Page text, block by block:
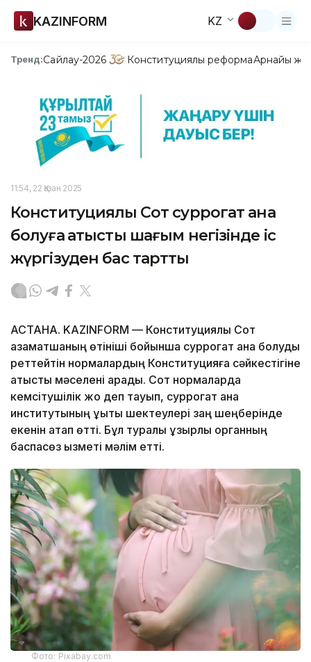
KAZINFORM KZ
Тренд:Сайлау-2026 Конституциялық реформаАрнайы
11:54, 22 Қазан 2025
Конституциялық Сот суррогат ана
болуға қатысты шағым негізінде іс
жүргізуден бас тартты
АСТАНА. KAZINFORM — Конституциялық Сот
азаматшаның өтініші бойынша суррогат ана болуды
реттейтін нормалардың Конституцияға сәйкестігіне
қатысты мәселені қарады. Сот нормаларда
кемсітушілік жоқ деп тауып, суррогат ана
институтының құқықтық шектеулері заң шеңберінде
екенін атап өтті. Бұл туралы құзырлы органның
баспасөз қызметі мәлім етті.
Фото: Pixabay.com